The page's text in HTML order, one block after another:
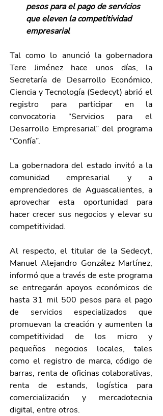
pesos para el pago de servicios
que eleven la competitividad
empresarial
Tal como lo anunció la gobernadora
Tere Jiménez hace unos días, la
Secretaría de Desarrollo Económico,
Ciencia y Tecnología (Sedecyt) abrió el
registro para participar en la
convocatoria “Servicios para el
Desarrollo Empresarial” del programa
“Confía”.
La gobernadora del estado invitó a la
comunidad empresarial y a
emprendedores de Aguascalientes, a
aprovechar esta oportunidad para
hacer crecer sus negocios y elevar su
competitividad.
Al respecto, el titular de la Sedecyt,
Manuel Alejandro González Martínez,
informó que a través de este programa
se entregarán apoyos económicos de
hasta 31 mil 500 pesos para el pago
de servicios especializados que
promuevan la creación y aumenten la
competitividad de los micro y
pequeños negocios locales, tales
como el registro de marca, código de
barras, renta de oficinas colaborativas,
renta de estands, logística para
comercialización y mercadotecnia
digital, entre otros.